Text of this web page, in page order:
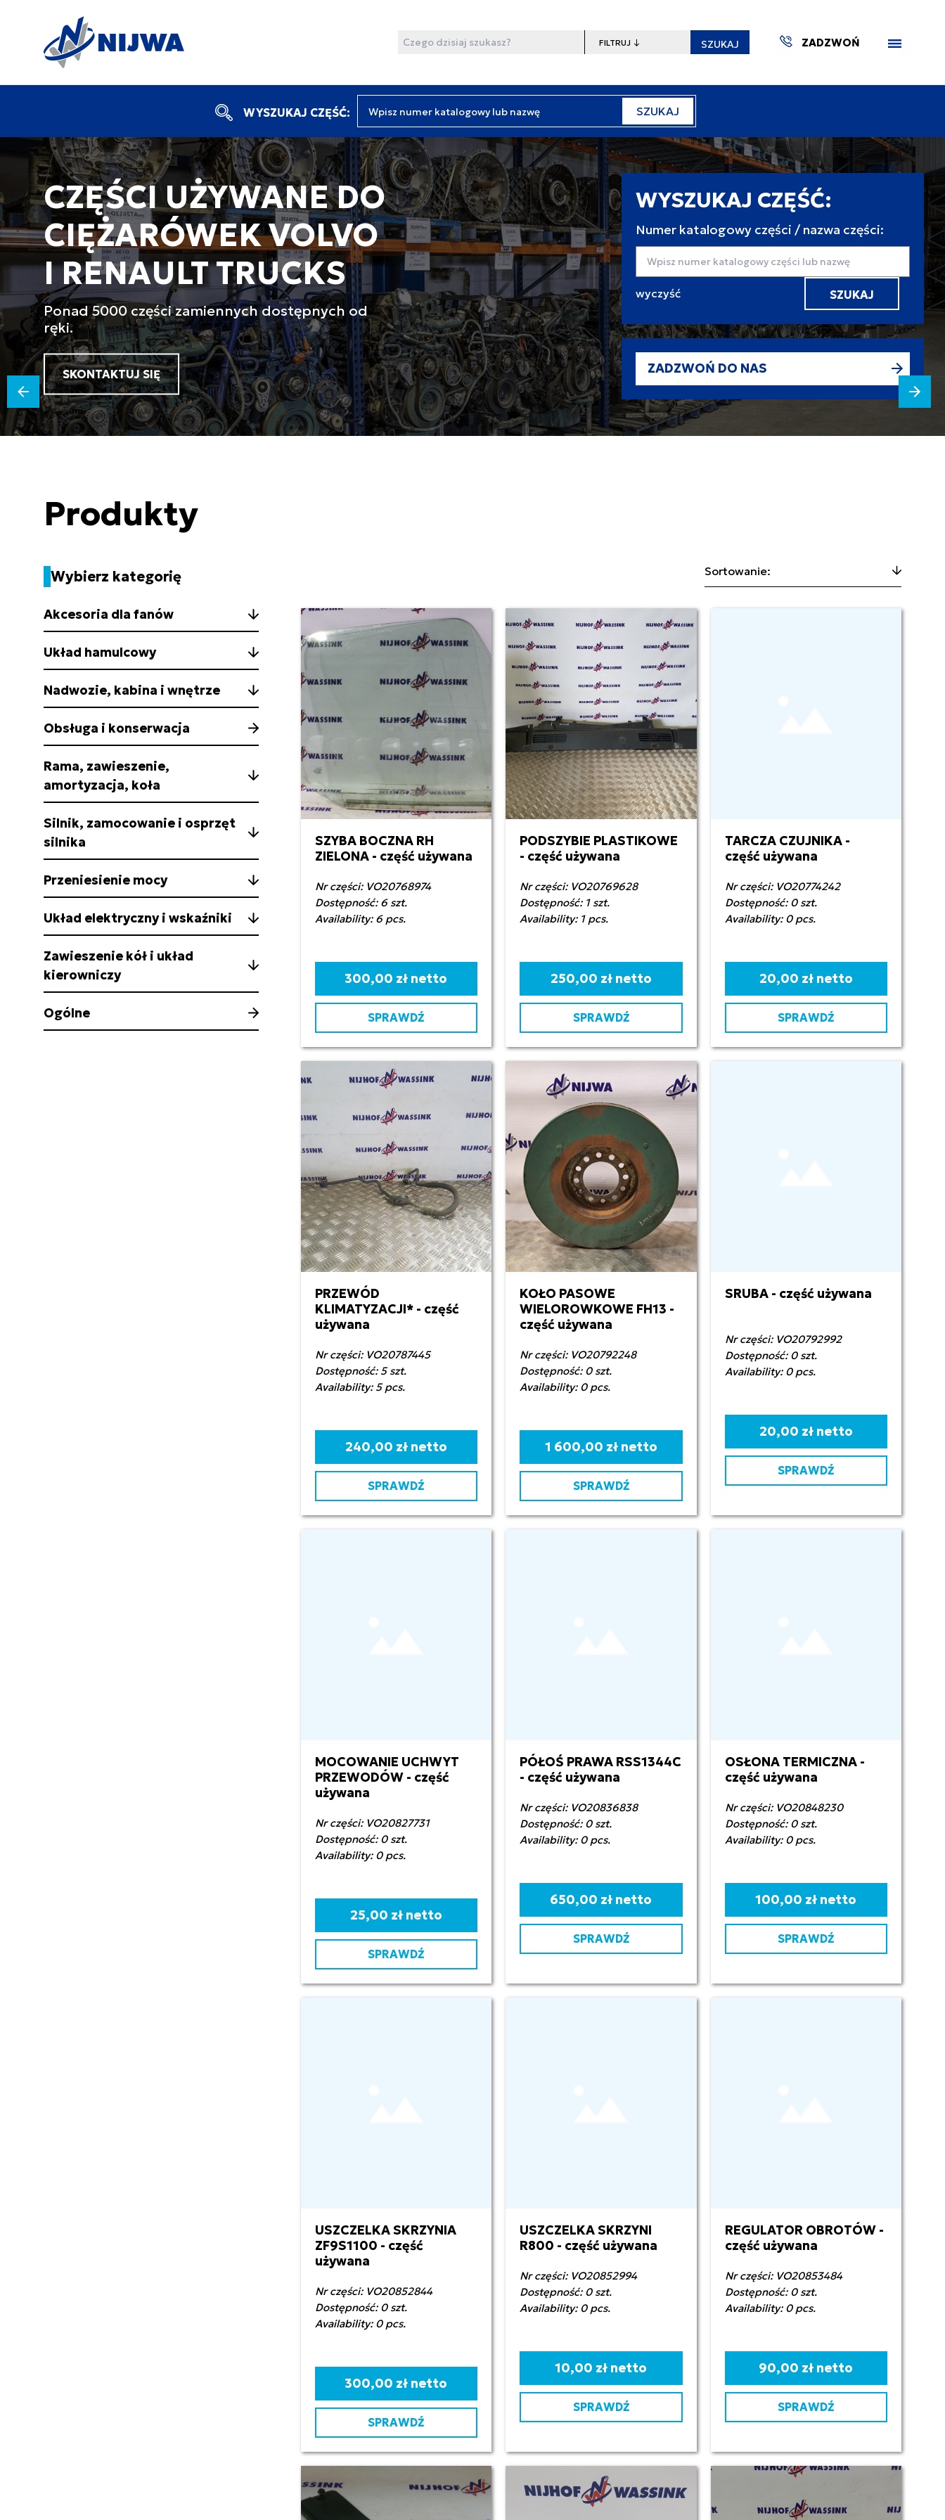
Wyszukaj
Filtruj SZUKAJ ZADZWOŃ
WYSZUKAJ CZĘŚĆ: SZUKAJ
CZĘŚCI UŻYWANE DO
CIĘŻARÓWEK VOLVO
I RENAULT TRUCKS
Ponad 5000 części zamiennych dostępnych od
ręki.
SKONTAKTUJ SIĘ
WYSZUKAJ CZĘŚĆ:
Numer katalogowy części / nazwa części:
ZADZWOŃ DO NAS
Produkty
Wybierz kategorię
Akcesoria dla fanów
Układ hamulcowy
Nadwozie, kabina i wnętrze
Obsługa i konserwacja
Rama, zawieszenie,
amortyzacja, koła
Silnik, zamocowanie i osprzęt
silnika
Przeniesienie mocy
Układ elektryczny i wskaźniki
Zawieszenie kół i układ
kierowniczy
Ogólne
SZYBA BOCZNA RH
ZIELONA - część używana
Nr części: VO20768974
Dostępność: 6 szt.
Availability: 6 pcs.
300,00 zł netto
SPRAWDŹ
PODSZYBIE PLASTIKOWE
- część używana
Nr części: VO20769628
Dostępność: 1 szt.
Availability: 1 pcs.
250,00 zł netto
SPRAWDŹ
TARCZA CZUJNIKA -
część używana
Nr części: VO20774242
Dostępność: 0 szt.
Availability: 0 pcs.
20,00 zł netto
SPRAWDŹ
PRZEWÓD
KLIMATYZACJI* - część
używana
Nr części: VO20787445
Dostępność: 5 szt.
Availability: 5 pcs.
240,00 zł netto
SPRAWDŹ
KOŁO PASOWE
WIELOROWKOWE FH13 -
część używana
Nr części: VO20792248
Dostępność: 0 szt.
Availability: 0 pcs.
1 600,00 zł netto
SPRAWDŹ
SRUBA - część używana
Nr części: VO20792992
Dostępność: 0 szt.
Availability: 0 pcs.
20,00 zł netto
SPRAWDŹ
MOCOWANIE UCHWYT
PRZEWODÓW - część
używana
Nr części: VO20827731
Dostępność: 0 szt.
Availability: 0 pcs.
25,00 zł netto
SPRAWDŹ
PÓŁOŚ PRAWA RSS1344C
- część używana
Nr części: VO20836838
Dostępność: 0 szt.
Availability: 0 pcs.
650,00 zł netto
SPRAWDŹ
OSŁONA TERMICZNA -
część używana
Nr części: VO20848230
Dostępność: 0 szt.
Availability: 0 pcs.
100,00 zł netto
SPRAWDŹ
USZCZELKA SKRZYNIA
ZF9S1100 - część
używana
Nr części: VO20852844
Dostępność: 0 szt.
Availability: 0 pcs.
300,00 zł netto
SPRAWDŹ
USZCZELKA SKRZYNI
R800 - część używana
Nr części: VO20852994
Dostępność: 0 szt.
Availability: 0 pcs.
10,00 zł netto
SPRAWDŹ
REGULATOR OBROTÓW -
część używana
Nr części: VO20853484
Dostępność: 0 szt.
Availability: 0 pcs.
90,00 zł netto
SPRAWDŹ